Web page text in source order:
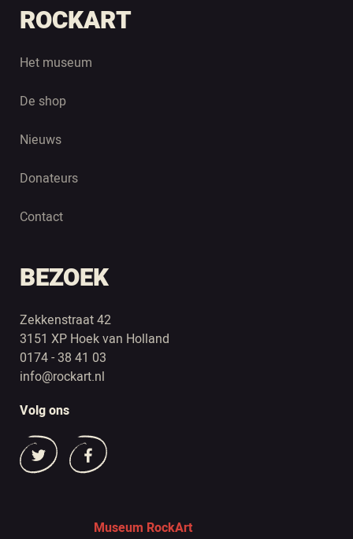
ROCKART
Het museum
De shop
Nieuws
Donateurs
Contact
BEZOEK
Zekkenstraat 42
3151 XP Hoek van Holland
0174 - 38 41 03
info@rockart.nl
Volg ons
Museum RockArt